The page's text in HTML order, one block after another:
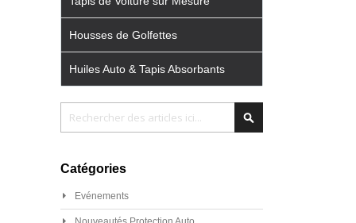
Housses de Golfettes
Huiles Auto & Tapis Absorbants
Catégories
Evénements